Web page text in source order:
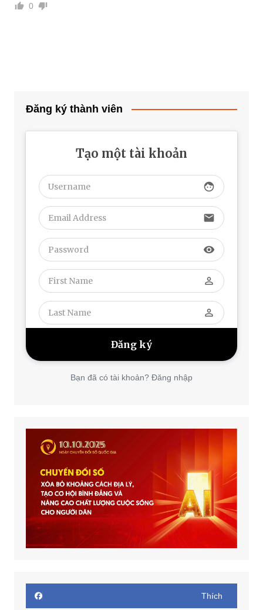
0
Đăng ký thành viên
Tạo một tài khoản
face
email
visibility
perm_identity
perm_identity
Bạn đã có tài khoản? Đăng nhập
Thích